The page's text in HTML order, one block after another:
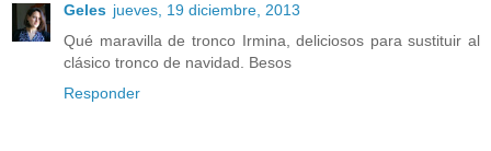
Geles jueves, 19 diciembre, 2013
Qué maravilla de tronco Irmina, deliciosos para sustituir al
clásico tronco de navidad. Besos
Responder